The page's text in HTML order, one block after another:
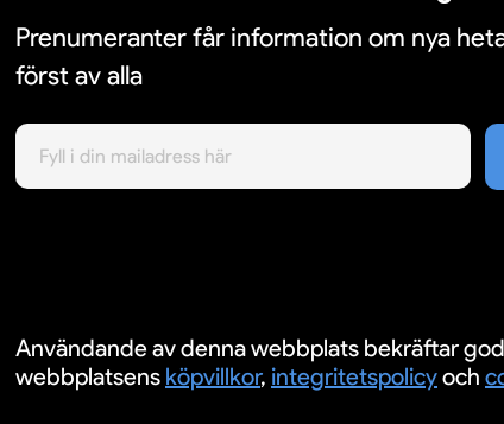
Prenumeranter får information om nya
först av alla
Användande av denna webbplats bekräftar
webbplatsens köpvillkor, integritetspolicyoch